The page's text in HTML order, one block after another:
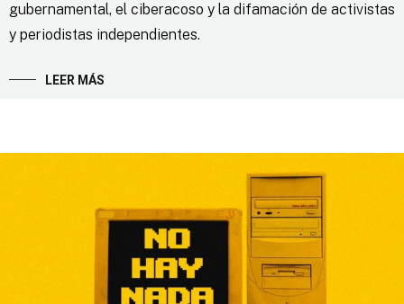
gubernamental, el ciberacoso y la difamación de activistas
y periodistas independientes.
LEER MÁS